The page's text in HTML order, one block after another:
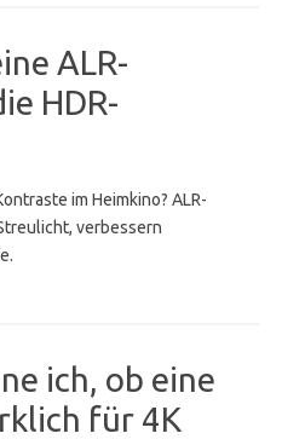
ALR-
HDR-
im Heimkino? ALR-
verbessern
ich, ob eine
für 4K